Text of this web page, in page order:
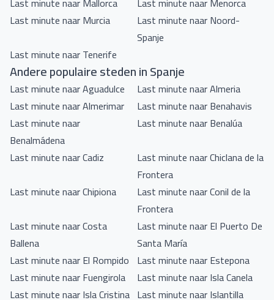
Last minute naar Murcia
Last minute naar Noord-
Spanje
Last minute naar Tenerife
Andere populaire steden in Spanje
Last minute naar Aguadulce
Last minute naar Almeria
Last minute naar Almerimar
Last minute naar Benahavis
Last minute naar
Benalmádena
Last minute naar Benalúa
Last minute naar Cadiz
Last minute naar Chiclana de la
Frontera
Last minute naar Chipiona
Last minute naar Conil de la
Frontera
Last minute naar Costa
Ballena
Last minute naar El Puerto De
Santa María
Last minute naar El Rompido Last minute naar Estepona
Last minute naar Fuengirola
Last minute naar Isla Canela
Last minute naar Isla Cristina Last minute naar Islantilla